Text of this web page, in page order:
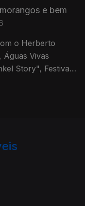
e bem
o Herberto
Águas Vivas
Story", Festival